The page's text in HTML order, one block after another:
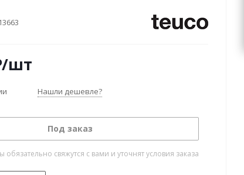
/шт
Нашли дешевле?
Под заказ
свяжутся с вами и уточнят условия заказа